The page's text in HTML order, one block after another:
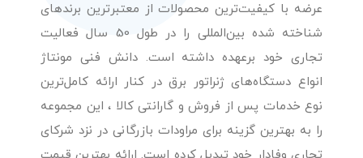
عرضه با کیفیت‌ترین محصولات از معتبرترین برندهای
شناخته شده بین‌المللی را در طول 50 سال فعالیت
تجاری خود برعهده داشته است. دانش فنی مونتاژ
انواع دستگاه‌های ژنراتور برق در کنار ارائه کامل‌ترین
نوع خدمات پس از فروش و گارانتی کالا ، این مجموعه
را به بهترین گزینه برای مراودات بازرگانی در نزد شرکای